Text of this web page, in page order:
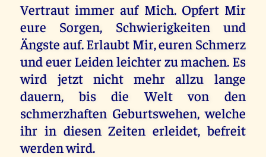
Vertraut immer auf Mich. Opfert Mir
eure Sorgen, Schwierigkeiten und
Ängste auf. Erlaubt Mir, euren Schmerz
und euer Leiden leichter zu machen. Es
wird jetzt nicht mehr allzu lange
dauern, bis die Welt von den
schmerzhaften Geburtswehen, welche
ihr in diesen Zeiten erleidet, befreit
werden wird.